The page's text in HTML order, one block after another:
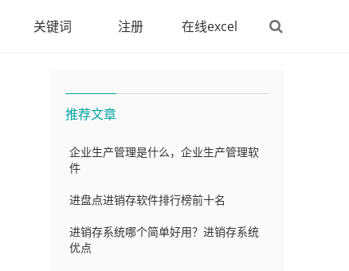
关键词 注册 在线excel
推荐文章
企业生产管理是什么，企业生产管理软
件
进盘点进销存软件排行榜前十名
进销存系统哪个简单好用？进销存系统
优点